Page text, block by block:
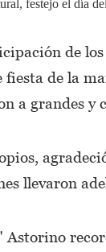
festejo el día
de
de la
a grandes y
llevaron
Astorino